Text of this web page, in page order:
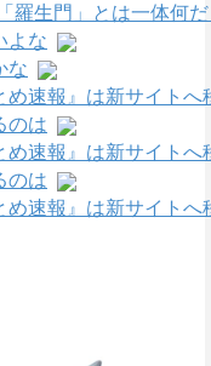
羅生門」とは一体何
よな
な
め速報』は新サイトへ
のは
め速報』は新サイトへ
のは
め速報』は新サイトへ